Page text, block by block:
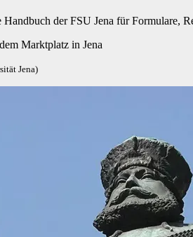
der FSU Jena für Formulare,
Marktplatz in Jena
Jena)